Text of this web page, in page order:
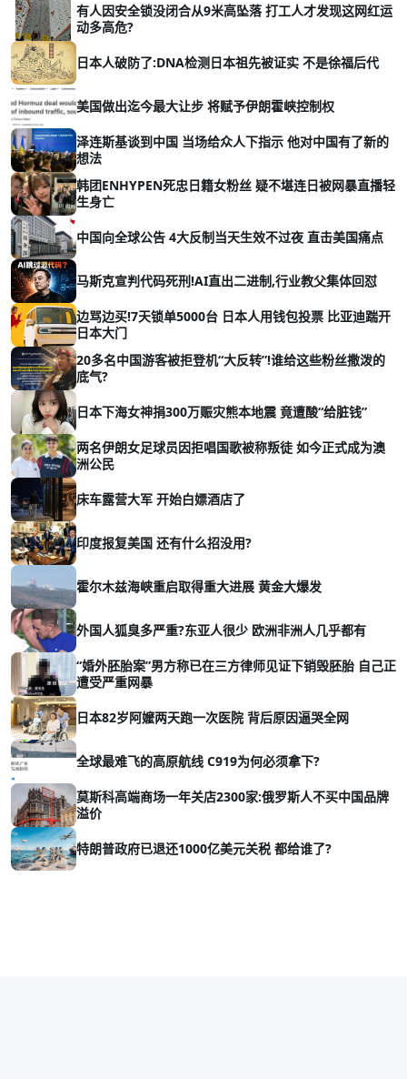
有人因安全锁没闭合从9米高坠落 打工人才发现这网红运
动多高危?
日本人破防了:DNA检测日本祖先被证实 不是徐福后代
美国做出迄今最大让步 将赋予伊朗霍峡控制权
泽连斯基谈到中国 当场给众人下指示 他对中国有了新的
想法
韩团ENHYPEN死忠日籍女粉丝 疑不堪连日被网暴直播轻
生身亡
中国向全球公告 4大反制当天生效不过夜 直击美国痛点
马斯克宣判代码死刑!AI直出二进制,行业教父集体回怼
边骂边买!7天锁单5000台 日本人用钱包投票 比亚迪踹开
日本大门
20多名中国游客被拒登机“大反转”!谁给这些粉丝撒泼的
底气?
日本下海女神捐300万赈灾熊本地震 竟遭酸“给脏钱”
两名伊朗女足球员因拒唱国歌被称叛徒 如今正式成为澳
洲公民
床车露营大军 开始白嫖酒店了
印度报复美国 还有什么招没用?
霍尔木兹海峡重启取得重大进展 黄金大爆发
外国人狐臭多严重?东亚人很少 欧洲非洲人几乎都有
“婚外胚胎案”男方称已在三方律师见证下销毁胚胎 自己正
遭受严重网暴
日本82岁阿嬤两天跑一次医院 背后原因逼哭全网
全球最难飞的高原航线 C919为何必须拿下?
莫斯科高端商场一年关店2300家:俄罗斯人不买中国品牌
溢价
特朗普政府已退还1000亿美元关税 都给谁了?